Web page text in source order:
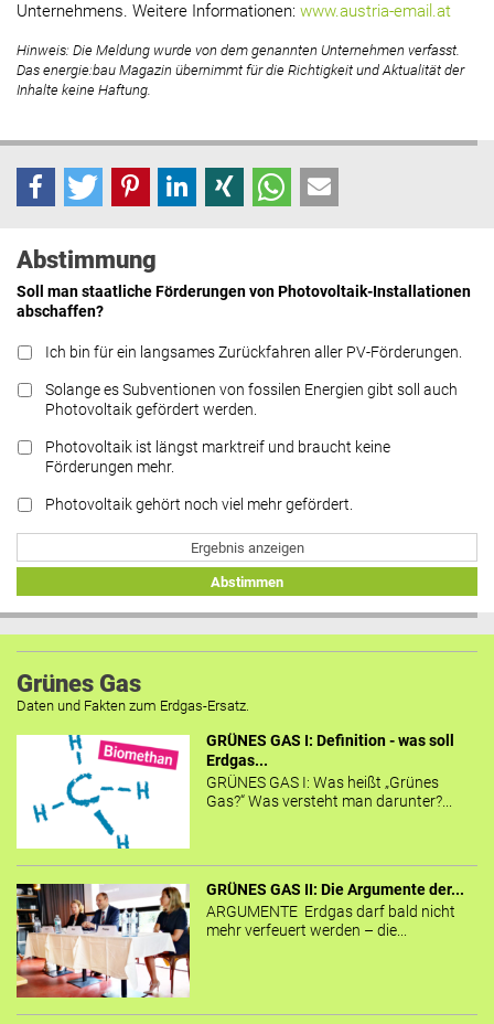
Unternehmens. Weitere Informationen: www.austria-email.at
Hinweis: Die Meldung wurde von dem genannten Unternehmen verfasst.
Das energie:bau Magazin übernimmt für die Richtigkeit und Aktualität der
Inhalte keine Haftung.
Abstimmung
Soll man staatliche Förderungen von Photovoltaik-Installationen
abschaffen?
Ich bin für ein langsames Zurückfahren aller PV-Förderungen.
Solange es Subventionen von fossilen Energien gibt soll auch
Photovoltaik gefördert werden.
Photovoltaik ist längst marktreif und braucht keine
Förderungen mehr.
Photovoltaik gehört noch viel mehr gefördert.
Ergebnis anzeigen
Abstimmen
Grünes Gas
Daten und Fakten zum Erdgas-Ersatz.
GRÜNES GAS I: Definition - was soll
Erdgas...
GRÜNES GAS I: Was heißt „Grünes
Gas?“ Was versteht man darunter?...
GRÜNES GAS II: Die Argumente der...
ARGUMENTE Erdgas darf bald nicht
mehr verfeuert werden – die...